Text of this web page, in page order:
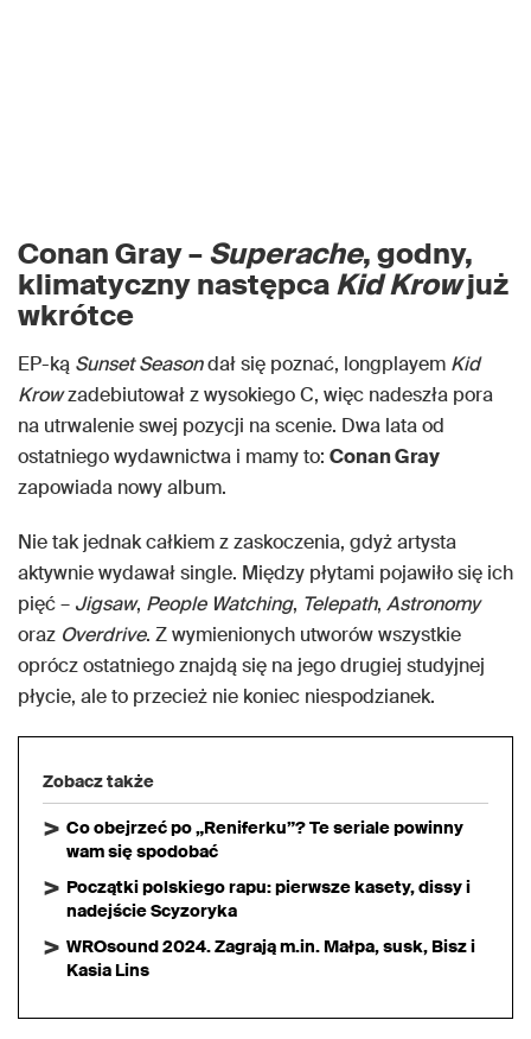
Conan Gray –Superache, godny,
klimatyczny następcaKid Krowjuż
wkrótce
EP-ką Sunset Seasondał się poznać, longplayem Kid
Krowzadebiutował z wysokiego C, więc nadeszła pora
na utrwalenie swej pozycji na scenie. Dwa lata od
ostatniego wydawnictwa i mamy to: Conan Gray
zapowiada nowy album.
Nie tak jednak całkiem z zaskoczenia, gdyż artysta
aktywnie wydawał single. Między płytami pojawiło się ich
pięć – Jigsaw, People Watching, Telepath, Astronomy
oraz Overdrive. Z wymienionych utworów wszystkie
oprócz ostatniego znajdą się na jego drugiej studyjnej
płycie, ale to przecież nie koniec niespodzianek.
Zobacz także
Co obejrzeć po „Reniferku”? Te seriale powinny
wam się spodobać
Początki polskiego rapu: pierwsze kasety, dissy i
nadejście Scyzoryka
WROsound 2024. Zagrają m.in. Małpa, susk, Bisz i
Kasia Lins